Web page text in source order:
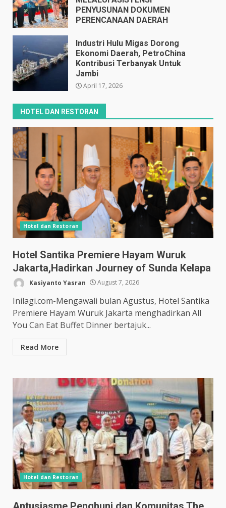
PENYUSUNAN DOKUMEN
PERENCANAAN DAERAH
Industri Hulu Migas Dorong
Ekonomi Daerah, PetroChina
Kontribusi Terbanyak Untuk
Jambi
April 17, 2026
HOTEL DAN RESTORAN
Hotel dan Restoran
Hotel Santika Premiere Hayam Wuruk
Jakarta,Hadirkan Journey of Sunda Kelapa
Kasiyanto Yasran August 7, 2026
Inilagi.com-Mengawali bulan Agustus, Hotel Santika
Premiere Hayam Wuruk Jakarta menghadirkan All
You Can Eat Buffet Dinner bertajuk...
Read More
Hotel dan Restoran